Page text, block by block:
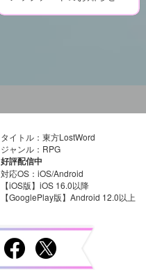
タイトル：東方LostWord
ジャンル：RPG
好評配信中
対応OS：iOS/Android
【iOS版】iOS 16.0以降
【GooglePlay版】Android 12.0以上